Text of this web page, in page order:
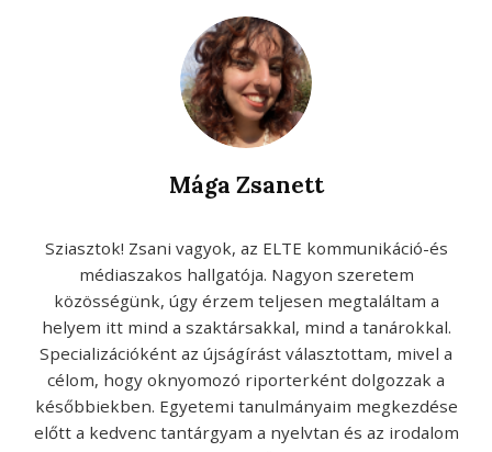
Mága Zsanett
Sziasztok! Zsani vagyok, az ELTE kommunikáció-és
médiaszakos hallgatója. Nagyon szeretem
közösségünk, úgy érzem teljesen megtaláltam a
helyem itt mind a szaktársakkal, mind a tanárokkal.
Specializációként az újságírást választottam, mivel a
célom, hogy oknyomozó riporterként dolgozzak a
későbbiekben. Egyetemi tanulmányaim megkezdése
előtt a kedvenc tantárgyam a nyelvtan és az irodalom